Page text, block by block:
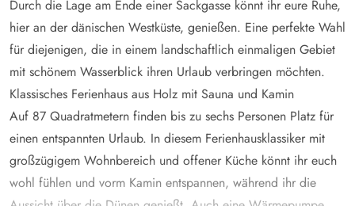
Durch die Lage am Ende einer Sackgasse könnt ihr eure Ruhe,
hier an der dänischen Westküste, genießen. Eine perfekte Wahl
für diejenigen, die in einem landschaftlich einmaligen Gebiet
mit schönem Wasserblick ihren Urlaub verbringen möchten.
Klassisches Ferienhaus aus Holz mit Sauna und Kamin
Auf 87 Quadratmetern finden bis zu sechs Personen Platz für
einen entspannten Urlaub. In diesem Ferienhausklassiker mit
großzügigem Wohnbereich und offener Küche könnt ihr euch
wohl fühlen und vorm Kamin entspannen, während ihr die